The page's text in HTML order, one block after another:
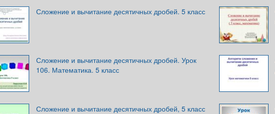
Сложение и вычитание десятичных дробей. 5 класс
Сложение и вычитание десятичных дробей. Урок
106. Математика. 5 класс
Сложение и вычитание десятичных дробей, 5 класс